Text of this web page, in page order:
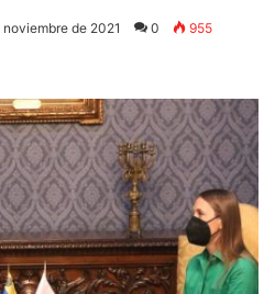
noviembre de 2021 0 955